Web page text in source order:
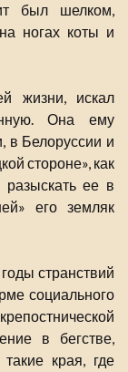
был шелком,
ногах коты и
жизни, искал
Она ему
в Белоруссии и
стороне», как
разыскать ее в
его земляк
странствий
социального
в бегстве,
края, где